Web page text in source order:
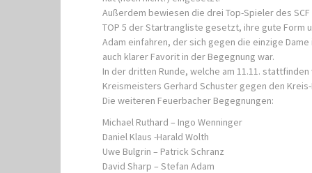
Außerdem bewiesen die drei Top-Spieler des
TOP 5 der Startrangliste gesetzt, ihre gute Form
Adam einfahren, der sich gegen die einzige
auch klarer Favorit in der Begegnung war.
In der dritten Runde, welche am 11.11.
Kreismeisters Gerhard Schuster gegen den
Die weiteren Feuerbacher Begegnungen:
Michael Ruthard – Ingo Wenninger
Daniel Klaus -Harald Wolth
Uwe Bulgrin – Patrick Schranz
David Sharp – Stefan Adam